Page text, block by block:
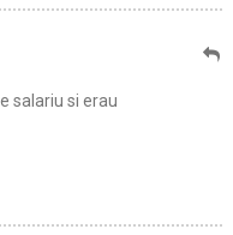
salariu si erau